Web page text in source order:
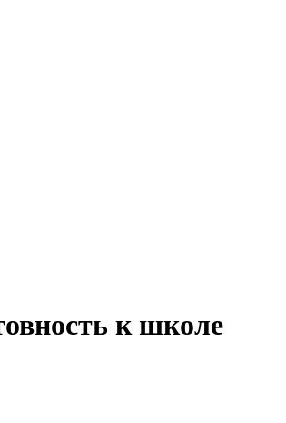
к школе